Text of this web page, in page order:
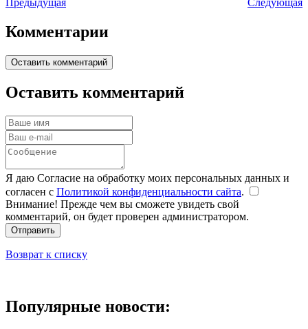
Комментарии
Оставить комментарий
Оставить комментарий
Я даю Согласие на обработку моих персональных данных и
согласен с Политикой конфиденциальности сайта.
Внимание! Прежде чем вы сможете увидеть свой
комментарий, он будет проверен администратором.
Отправить
Возврат к списку
Популярные новости: